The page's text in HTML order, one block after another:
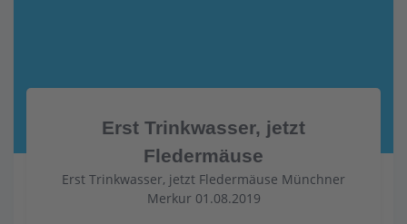
Erst Trinkwasser, jetzt
Fledermäuse
Erst Trinkwasser, jetzt Fledermäuse Münchner
Merkur 01.08.2019